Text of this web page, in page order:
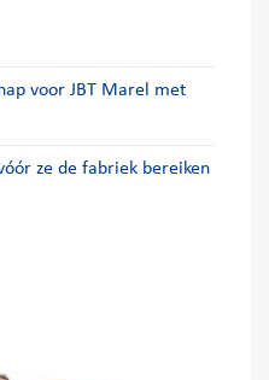
voor JBT Marel met
ze de fabriek bereiken